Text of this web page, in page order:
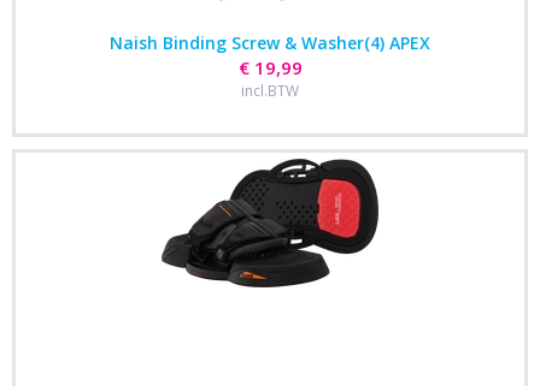
Naish Binding Screw & Washer(4) APEX
€ 19,99
incl.BTW